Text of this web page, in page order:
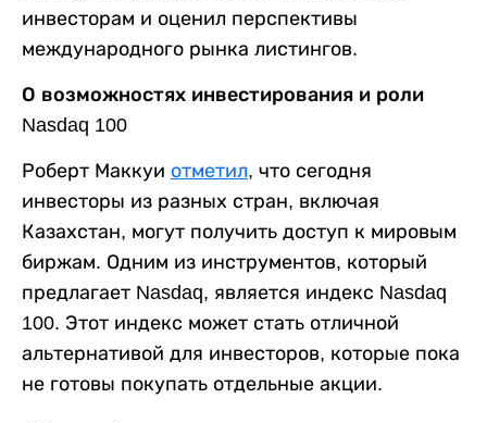
инвесторам и оценил перспективы
международного рынка листингов.
О возможностях инвестирования и роли
Nasdaq 100
Роберт Маккуи отметил, что сегодня
инвесторы из разных стран, включая
Казахстан, могут получить доступ к мировым
биржам. Одним из инструментов, который
предлагает Nasdaq, является индекс Nasdaq
100. Этот индекс может стать отличной
альтернативой для инвесторов, которые пока
не готовы покупать отдельные акции.